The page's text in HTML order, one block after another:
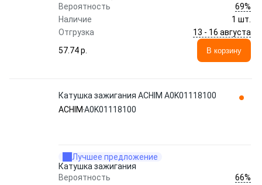
Вероятность
69%
Наличие
1 шт.
Отгрузка
13 - 16 августа
57.74 p.
В корзину
Катушка зажигания ACHIM A0K01118100
ACHIM A0K01118100
Лучшее предложение
Катушка зажигания
Вероятность
66%